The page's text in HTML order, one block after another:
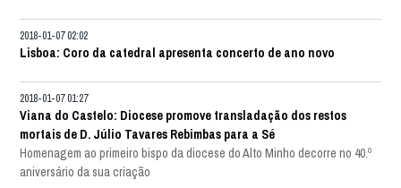
2018-01-07 02:02
Lisboa: Coro da catedral apresenta concerto de ano novo
2018-01-07 01:27
Viana do Castelo: Diocese promove transladação dos restos
mortais de D. Júlio Tavares Rebimbas para a Sé
Homenagem ao primeiro bispo da diocese do Alto Minho decorre no 40.º
aniversário da sua criação